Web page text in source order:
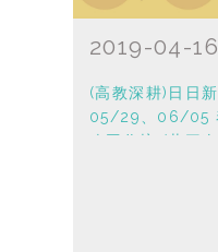
2019-04-16
(高教深耕)日日
05/29、06/05
略工作坊 (共三